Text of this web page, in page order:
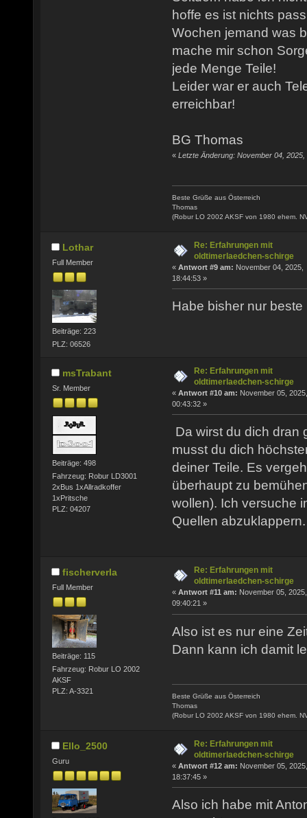
hoffe es ist nichts
Wochen jemand was
mache mir schon
jede Menge Teile!
Leider war er auch
erreichbar!
BG Thomas
« Letzte Änderung: November 04,
Beste Grüße aus Österreich
Thomas
(Robur LO 2002 AKSF von 1980 ehem.
Lothar
Full Member
Beiträge: 223
PLZ: 06526
Re: Erfahrungen mit
oldtimerlaedchen-schirge
« Antwort #9 am: November 04, 2025,
18:44:53 »
Habe bisher nur
msTrabant
Sr. Member
Beiträge: 498
Fahrzeug: Robur LD3001
2xBus 1xAllradkoffer
1xPritsche
PLZ: 04207
Re: Erfahrungen mit
oldtimerlaedchen-schirge
« Antwort #10 am: November 05, 2025,
00:43:32 »
Da wirst du dich dran
musst du dich
deiner Teile. Es
überhaupt zu
wollen). Ich versuche
Quellen abzuklappern.
fischerverla
Full Member
Beiträge: 115
Fahrzeug: Robur LO 2002
AKSF
PLZ: A-3321
Re: Erfahrungen mit
oldtimerlaedchen-schirge
« Antwort #11 am: November 05, 2025,
09:40:21 »
Also ist es nur eine
Dann kann ich damit
Beste Grüße aus Österreich
Thomas
(Robur LO 2002 AKSF von 1980 ehem.
Ello_2500
Guru
Re: Erfahrungen mit
oldtimerlaedchen-schirge
« Antwort #12 am: November 05, 2025,
18:37:45 »
Also ich habe mit